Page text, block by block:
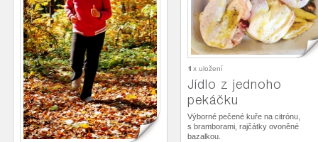
1 x uložení
Jídlo z jednoho
pekáčku
Výborné pečené kuře na citrónu,
s bramborami, rajčátky ovoněné
bazalkou.